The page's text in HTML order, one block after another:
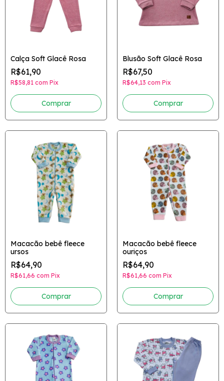
Calça Soft Glacê Rosa
R$61,90
R$58,81 com Pix
Comprar
Blusão Soft Glacê Rosa
R$67,50
R$64,13 com Pix
Comprar
Macacão bebê fleece
ursos
R$64,90
R$61,66 com Pix
Comprar
Macacão bebê fleece
ouriços
R$64,90
R$61,66 com Pix
Comprar